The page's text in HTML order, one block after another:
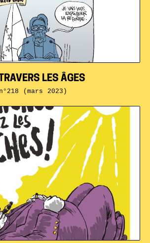
LES ÂGES
(mars 2023)